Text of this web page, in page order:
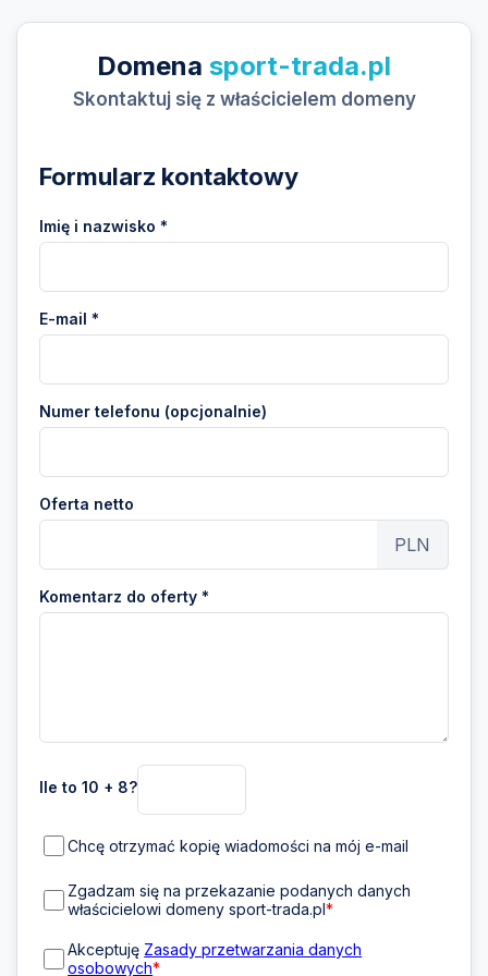
Domena sport-trada.pl
Skontaktuj się z właścicielem domeny
Formularz kontaktowy
Imię i nazwisko *
E-mail *
Numer telefonu (opcjonalnie)
Oferta netto
PLN
Komentarz do oferty *
Ile to 10 + 8?
Chcę otrzymać kopię wiadomości na mój e-mail
Zgadzam się na przekazanie podanych danych
właścicielowi domeny sport-trada.pl*
Akceptuję Zasady przetwarzania danych
osobowych*